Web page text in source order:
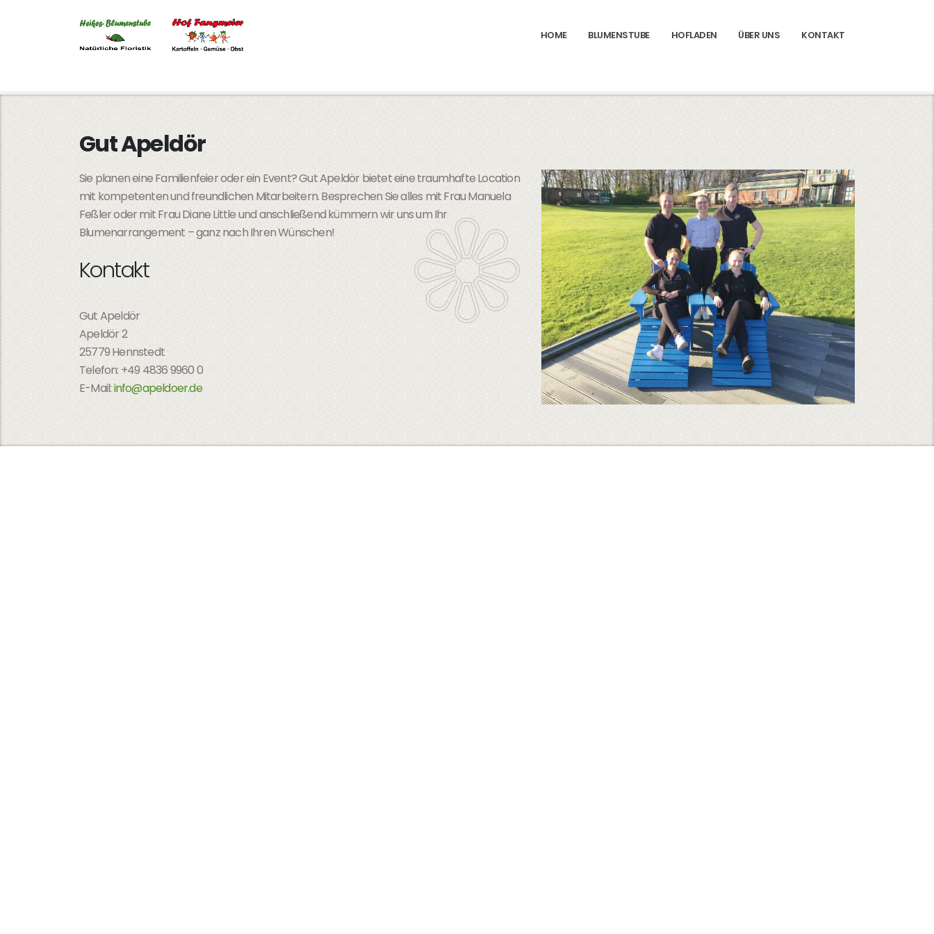
HOME BLUMENSTUBE HOFLADEN ÜBER UNS KONTAKT
Gut Apeldör
Sie planen eine Familienfeier oder ein Event? Gut Apeldör bietet eine traumhafte Location
mit kompetenten und freundlichen Mitarbeitern. Besprechen Sie alles mit Frau Manuela
Feßler oder mit Frau Diane Little und anschließend kümmern wir uns um Ihr
Blumenarrangement – ganz nach Ihren Wünschen!
Kontakt
Gut Apeldör
Apeldör 2
25779 Hennstedt
Telefon: +49 4836 9960 0
E-Mail:info@apeldoer.de